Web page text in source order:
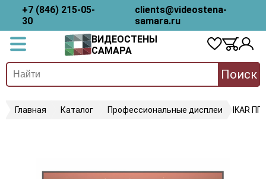
+7 (846) 215-05-
30
clients@videostena-
samara.ru
ВИДЕОСТЕНЫ
САМАРА
Поиск
Главная Каталог Профессиональные дисплеи IKAR